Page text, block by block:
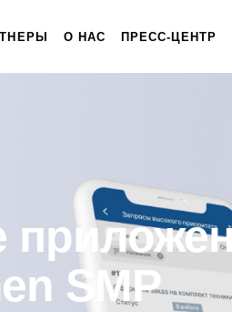
О НАС ПРЕСС-ЦЕНТР
SMP